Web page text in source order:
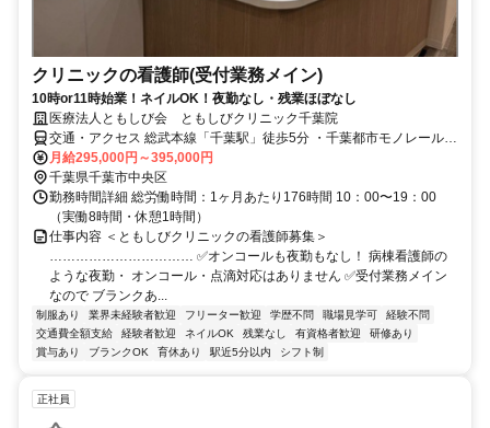
クリニックの看護師(受付業務メイン)
10時or11時始業！ネイルOK！夜勤なし・残業ほぼなし
医療法人ともしび会 ともしびクリニック千葉院
交通・アクセス 総武本線「千葉駅」徒歩5分 ・千葉都市モノレール
「栄町駅」徒歩4分、「千葉駅」徒歩7分
月給295,000円～395,000円
千葉県千葉市中央区
勤務時間詳細 総労働時間：1ヶ月あたり176時間 10：00〜19：00
（実働8時間・休憩1時間）
仕事内容 ＜ともしびクリニックの看護師募集＞
…………………………… ✅オンコールも夜勤もなし！ 病棟看護師の
ような夜勤・ オンコール・点滴対応はありません ✅受付業務メイン
なので ブランクあ...
制服あり 業界未経験者歓迎 フリーター歓迎 学歴不問 職場見学可
経験不問
交通費全額支給
経験者歓迎 ネイルOK 残業なし 有資格者歓迎
研修あり
賞与あり
ブランクOK 育休あり 駅近5分以内 シフト制
正社員